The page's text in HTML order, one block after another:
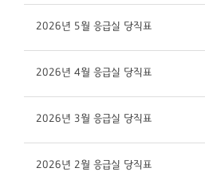
2026년 5월 응급실 당직표
2026년 4월 응급실 당직표
2026년 3월 응급실 당직표
2026년 2월 응급실 당직표